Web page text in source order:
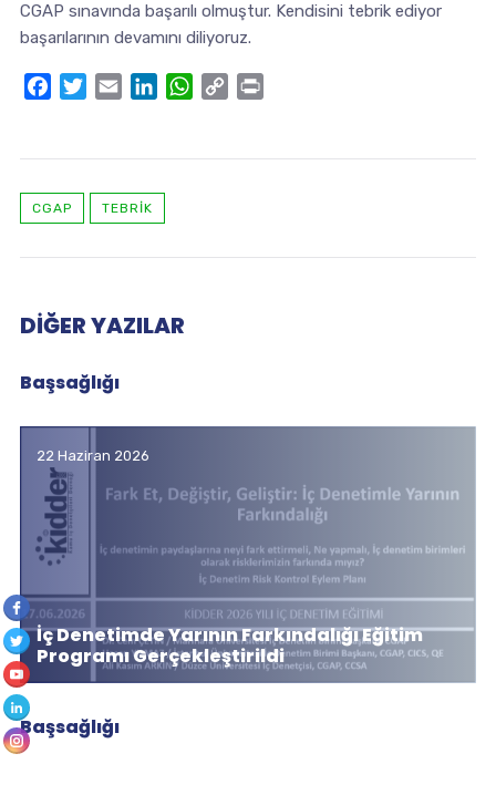
CGAP sınavında başarılı olmuştur. Kendisini tebrik ediyor
başarılarının devamını diliyoruz.
FacebookTwitter
Email LinkedInWhatsApp
Copy
CGAP TEBRIK
DIĞER YAZILAR
Başsağlığı
22 Haziran 2026
İç Denetimde Yarının Farkındalığı Eğitim
Programı Gerçekleştirildi
Başsağlığı